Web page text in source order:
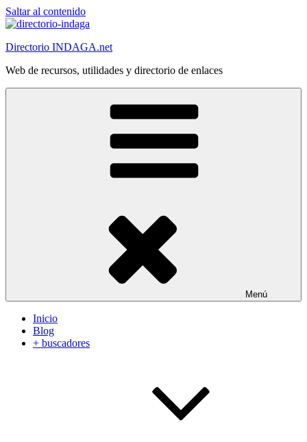
Saltar al contenido
Directorio INDAGA.net
Web de recursos, utilidades y directorio de enlaces
Menú
Inicio
Blog
+ buscadores